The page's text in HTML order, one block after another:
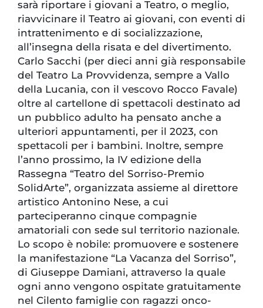
sarà riportare i giovani a Teatro, o meglio,
riavvicinare il Teatro ai giovani, con eventi di
intrattenimento e di socializzazione,
all’insegna della risata e del divertimento.
Carlo Sacchi (per dieci anni già responsabile
del Teatro La Provvidenza, sempre a Vallo
della Lucania, con il vescovo Rocco Favale)
oltre al cartellone di spettacoli destinato ad
un pubblico adulto ha pensato anche a
ulteriori appuntamenti, per il 2023, con
spettacoli per i bambini. Inoltre, sempre
l’anno prossimo, la IV edizione della
Rassegna “Teatro del Sorriso-Premio
SolidArte”, organizzata assieme al direttore
artistico Antonino Nese, a cui
parteciperanno cinque compagnie
amatoriali con sede sul territorio nazionale.
Lo scopo è nobile: promuovere e sostenere
la manifestazione “La Vacanza del Sorriso”,
di Giuseppe Damiani, attraverso la quale
ogni anno vengono ospitate gratuitamente
nel Cilento famiglie con ragazzi onco-